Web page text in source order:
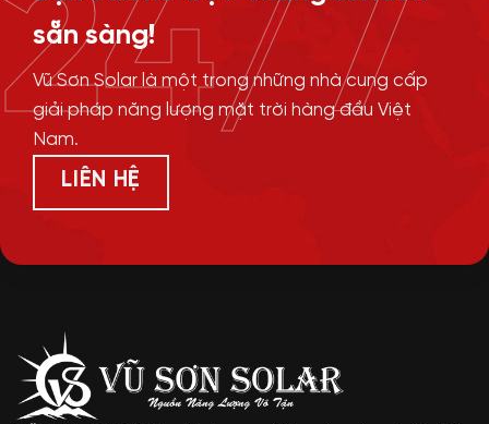
sẵn sàng!
Vũ Sơn Solar là một trong những nhà cung cấp
giải pháp năng lượng mặt trời hàng đầu Việt
Nam.
LIÊN HỆ
24/7